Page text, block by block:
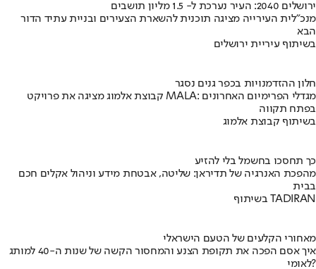
ירושלים 2040: העיר נערכת ל- 1.5 מליון תושבים
מנכ"לית העירייה מציגה תוכנית להשארת הצעירים ובניית עתיד הדור
הבא
בשיתוף עיריית ירושלים
חלון ההזדמנויות בכפר גנים נסגר
קבוצת אלמוג מציגה את פרויקט MALA: מגדלי הפרימיום האחרונים
בפתח תקווה
בשיתוף קבוצת אלמוג
כך תחסכו בחשמל בלי להזיע
מהפכת האנרגיה של תדיראן: שליטה, אבטחת מידע וניהול אקלים חכם
בבית
בשיתוף TADIRAN
מאחורי הקלעים של הטעם הישראלי
איך אסם הפכה את תקופת הצנע והמחסור הקשה של שנות ה-40 למותג
לאומי?